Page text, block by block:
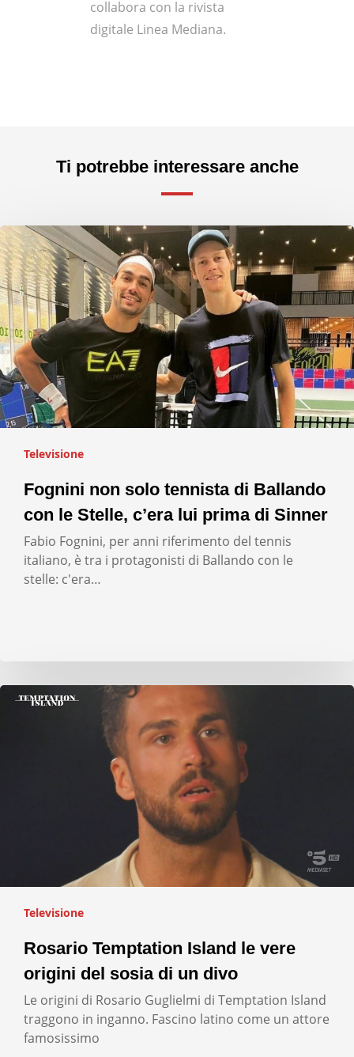
collabora con la rivista
digitale Linea Mediana.
Ti potrebbe interessare anche
Televisione
Fognini non solo tennista di Ballando
con le Stelle, c’era lui prima di Sinner
Fabio Fognini, per anni riferimento del tennis
italiano, è tra i protagonisti di Ballando con le
stelle: c'era…
Televisione
Rosario Temptation Island le vere
origini del sosia di un divo
Le origini di Rosario Guglielmi di Temptation Island
traggono in inganno. Fascino latino come un attore
famosissimo